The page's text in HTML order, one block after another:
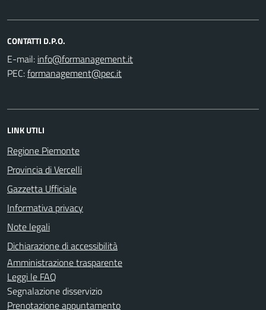
CONTATTI D.P.O.
E-mail:
PEC:
LINK UTILI
Regione Piemonte
Provincia di Vercelli
Gazzetta Ufficiale
Informativa privacy
Note legali
Dichiarazione di accessibilità
Amministrazione trasparente
Leggi le FAQ
Segnalazione disservizio
Prenotazione appuntamento